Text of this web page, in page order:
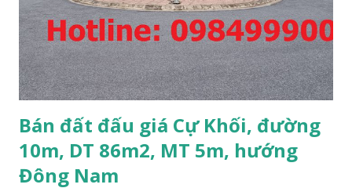
Bán đất đấu giá Cự Khối, đường
10m, DT 86m2, MT 5m, hướng
Đông Nam